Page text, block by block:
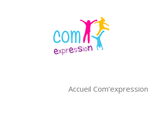
Accueil Com’expression